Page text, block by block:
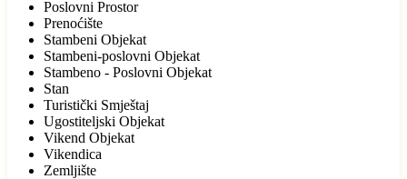
Poslovni Prostor
Prenoćište
Stambeni Objekat
Stambeni-poslovni Objekat
Stambeno - Poslovni Objekat
Stan
Turistički Smještaj
Ugostiteljski Objekat
Vikend Objekat
Vikendica
Zemljište